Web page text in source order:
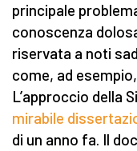
principale
conoscenza
riservata a noti
come, ad
L’approccio della
mirabile
di un anno fa. Il